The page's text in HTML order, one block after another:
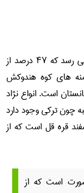
زمین علفزار در افغانستان به حدود ۳۰ میلیون هکتار می رسد که ۴۷ درصد از
های کوه هندوکش
است. انواع نژاد
چون ترکی وجود دارد
قره قل است که از
است که از